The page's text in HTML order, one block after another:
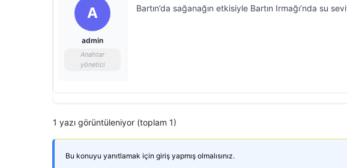
A
admin
Anahtar
yönetici
Bartın’da sağanağın etkisiyle Bartın Irmağı’nda su
1 yazı görüntüleniyor (toplam 1)
Bu konuyu yanıtlamak için giriş yapmış olmalısınız.